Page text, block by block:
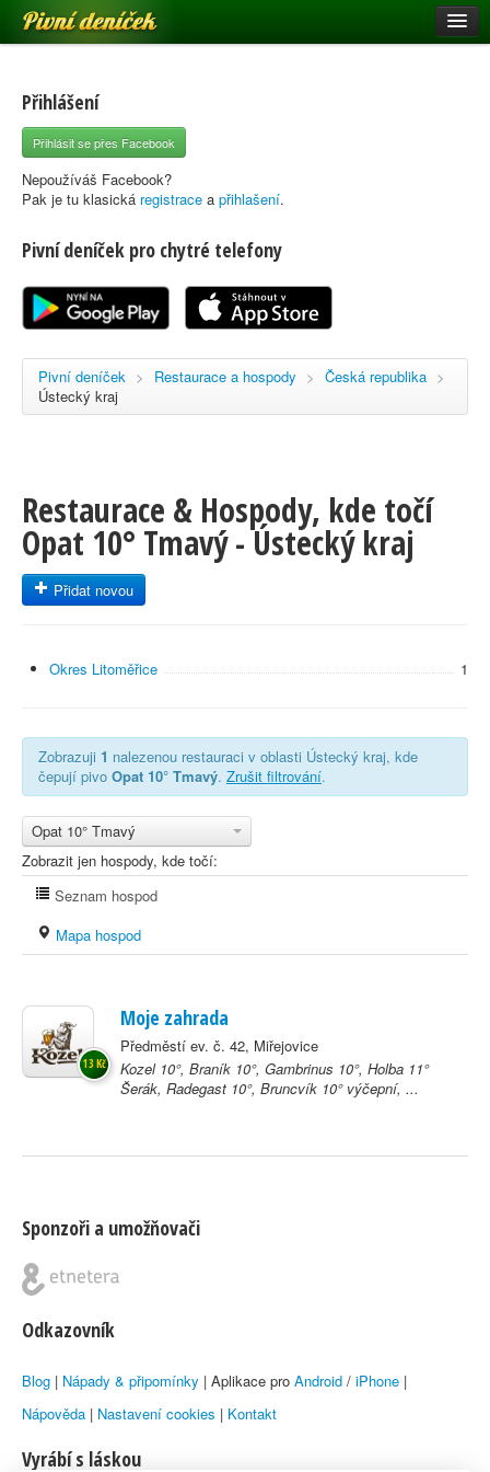
Pivní deníček
Pivní mapa
Pivní značky
Nápověda
Registrace
Přihlášení
Přihlásit se přes Facebook
Nepoužíváš Facebook?
Pak je tu klasická registrace a přihlašení.
Pivní deníček pro chytré telefony
Pivní deníček > Restaurace a hospody > Česká republika >
Ústecký kraj
Restaurace & Hospody, kde točí
Opat 10° Tmavý - Ústecký kraj
Přidat novou
Okres Litoměřice 1
Zobrazuji 1 nalezenou restauraci v oblasti Ústecký kraj, kde
čepují pivo Opat 10° Tmavý. Zrušit filtrování.
Opat 10° Tmavý
Zobrazit jen hospody, kde točí:
Seznam hospod
Mapa hospod
Moje zahrada
Předměstí ev. č. 42, Miřejovice
Kozel 10°, Braník 10°, Gambrinus 10°, Holba 11°
Šerák, Radegast 10°, Bruncvík 10° výčepní, ...
13 Kč
Sponzoři a umožňovači
Odkazovník
Blog | Nápady & připomínky | Aplikace pro Android / iPhone |
Nápověda | Nastavení cookies | Kontakt
Vyrábí s láskou